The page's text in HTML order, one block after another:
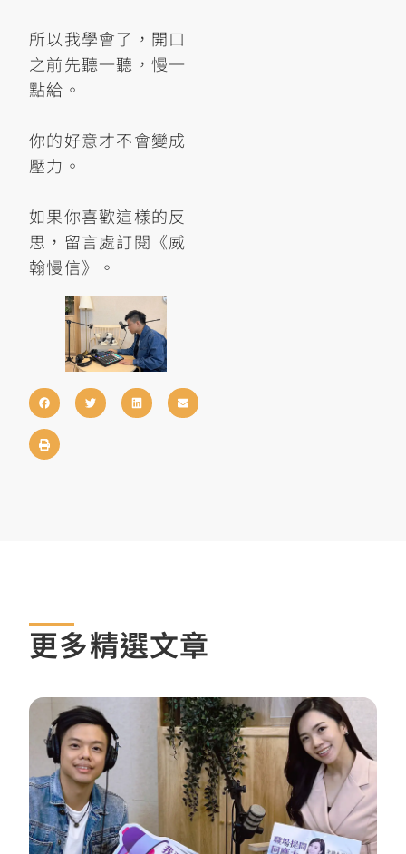
所以我學會了，開口
之前先聽一聽，慢一
點給。
你的好意才不會變成
壓力。
如果你喜歡這樣的反
思，留言處訂閱《威
翰慢信》。
更多精選文章